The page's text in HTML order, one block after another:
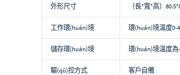
外形尺寸 （長*寬*高）
工作環(huán)境 環(huán)境溫度
儲存環(huán)境 環(huán)境溫度
驅(qū)控方式 客戶自備